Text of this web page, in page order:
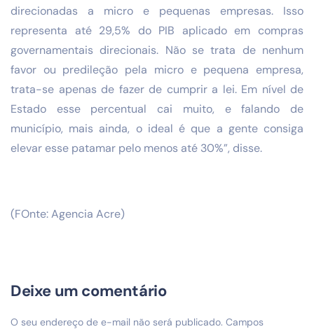
direcionadas a micro e pequenas empresas. Isso
representa até 29,5% do PIB aplicado em compras
governamentais direcionais. Não se trata de nenhum
favor ou predileção pela micro e pequena empresa,
trata-se apenas de fazer de cumprir a lei. Em nível de
Estado esse percentual cai muito, e falando de
município, mais ainda, o ideal é que a gente consiga
elevar esse patamar pelo menos até 30%”, disse.
(FOnte: Agencia Acre)
Deixe um comentário
O seu endereço de e-mail não será publicado. Campos